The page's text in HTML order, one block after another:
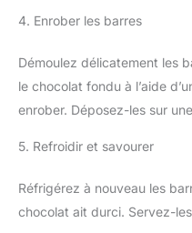
4. Enrober les barres
Démoulez délicatement les
le chocolat fondu à l’aide
enrober. Déposez-les sur
5. Refroidir et savourer
Réfrigérez à nouveau les
chocolat ait durci. Servez-